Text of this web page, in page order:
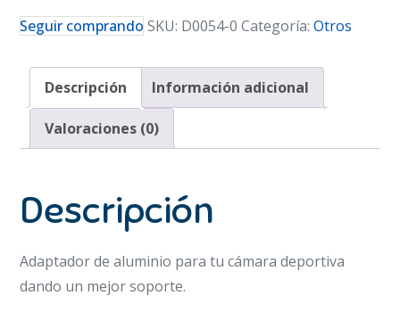
1/4
Para
C?
maras
Deportivas
Seguir comprando SKU: D0054-0 Categoría:Otros
Descripción Información adicional
Valoraciones (0)
Descripción
Adaptador de aluminio para tu cámara deportiva
dando un mejor soporte.